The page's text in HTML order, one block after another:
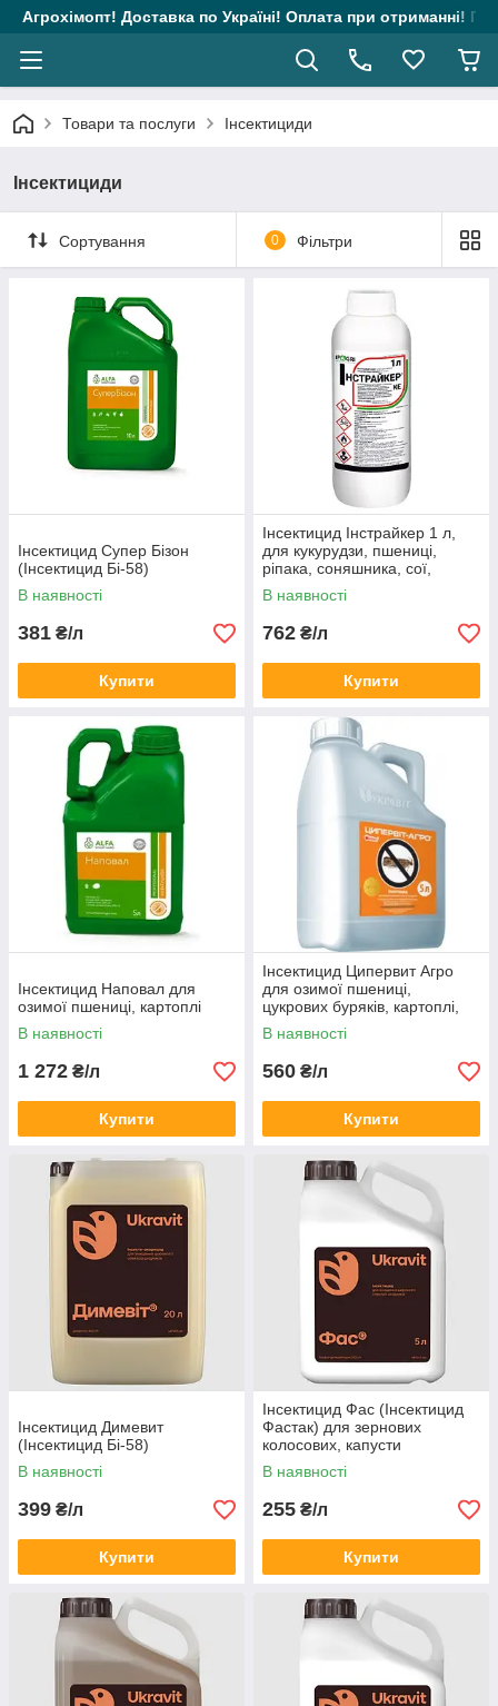
Агрохімопт! Доставка по Україні! Оплата при отриманні!
Товари та послуги Інсектициди
Інсектициди
Сортування 0 Фільтри
Інсектицид Супер Бізон
(Інсектицид Бі-58)
В наявності
381 ₴/л
Купити
Інсектицид Інстрайкер 1 л,
для кукурудзи, пшениці,
ріпака, соняшника, сої,
буряка, ячменю
В наявності
762 ₴/л
Купити
Інсектицид Наповал для
озимої пшениці, картоплі
В наявності
1 272 ₴/л
Купити
Інсектицид Ципервит Агро
для озимої пшениці,
цукрових буряків, картоплі,
винограду, яблунь
В наявності
560 ₴/л
Купити
Інсектицид Димевит
(Інсектицид Бі-58)
В наявності
399 ₴/л
Купити
Інсектицид Фас (Інсектицид
Фастак) для зернових
колосових, капусти
В наявності
255 ₴/л
Купити